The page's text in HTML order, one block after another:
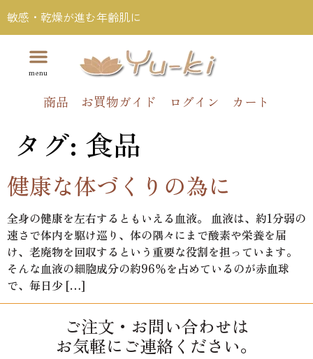
敏感・乾燥が進む年齢肌に
商品 お買物ガイド ログイン カート
タグ: 食品
健康な体づくりの為に
全身の健康を左右するともいえる血液。 血液は、約1分弱の
速さで体内を駆け巡り、体の隅々にまで酸素や栄養を届
け、老廃物を回収するという重要な役割を担っています。
そんな血液の細胞成分の約96％を占めているのが赤血球
で、毎日少 […]
ご注文・お問い合わせは
お気軽にご連絡ください。